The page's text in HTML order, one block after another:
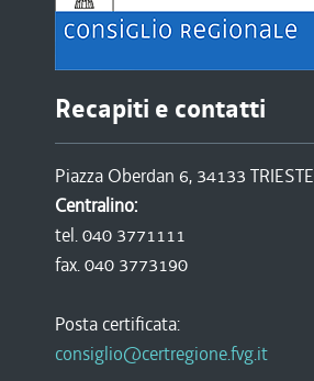
Recapiti e contatti
Piazza Oberdan 6, 34133 TRIESTE
Centralino:
tel. 040 3771111
fax. 040 3773190
Posta certificata:
consiglio@certregione.fvg.it